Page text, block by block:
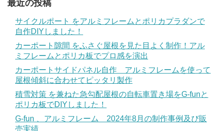
最近の投稿
サイクルポート をアルミフレームとポリカプラダンで
自作DIYしました！
カーポート隙間 をふさぐ屋根を見た目よく制作！アル
ミフレームとポリカ板でプロ感を演出
カーポートサイドパネル自作 アルミフレームを使って
屋根傾斜に合わせてピッタリ製作
積雪対策 を兼ねた急勾配屋根の自転車置き場をG-funと
ポリカ板でDIYしました！
G-fun 、アルミフレーム 2024年8月の制作事例及び販
売実績